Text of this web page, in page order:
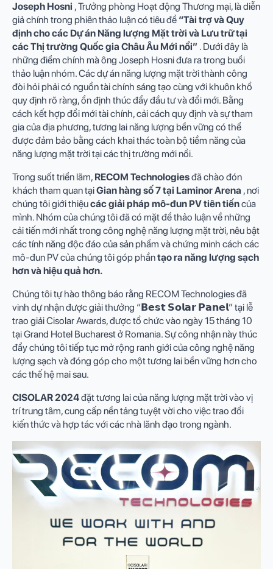
Joseph Hosni , Trưởng phòng Hoạt động Thương mại, là diễn
giả chính trong phiên thảo luận có tiêu đề “Tài trợ và Quy
định cho các Dự án Năng lượng Mặt trời và Lưu trữ tại
các Thị trường Quốc gia Châu Âu Mới nổi” . Dưới đây là
những điểm chính mà ông Joseph Hosni đưa ra trong buổi
thảo luận nhóm. Các dự án năng lượng mặt trời thành công
đòi hỏi phải có nguồn tài chính sáng tạo cùng với khuôn khổ
quy định rõ ràng, ổn định thúc đẩy đầu tư và đổi mới. Bằng
cách kết hợp đổi mới tài chính, cải cách quy định và sự tham
gia của địa phương, tương lai năng lượng bền vững có thể
được đảm bảo bằng cách khai thác toàn bộ tiềm năng của
năng lượng mặt trời tại các thị trường mới nổi.
Trong suốt triển lãm, RECOM Technologiesđã chào đón
khách tham quan tạiGian hàng số 7 tại Laminor Arena , nơi
chúng tôi giới thiệucác giải pháp mô-đun PV tiên tiếncủa
mình. Nhóm của chúng tôi đã có mặt để thảo luận về những
cải tiến mới nhất trong công nghệ năng lượng mặt trời, nêu bật
các tính năng độc đáo của sản phẩm và chứng minh cách các
mô-đun PV của chúng tôi góp phầntạo ra năng lượng sạch
hơn và hiệu quả hơn.
Chúng tôi tự hào thông báo rằng RECOM Technologies đã
vinh dự nhận được giải thưởng “𝗕𝗲𝘀𝘁 𝗦𝗼𝗹𝗮𝗿 𝗣𝗮𝗻𝗲𝗹” tại lễ
trao giải Cisolar Awards, được tổ chức vào ngày 15 tháng 10
tại Grand Hotel Bucharest ở Romania. Sự công nhận này thúc
đẩy chúng tôi tiếp tục mở rộng ranh giới của công nghệ năng
lượng sạch và đóng góp cho một tương lai bền vững hơn cho
các thế hệ mai sau.
CISOLAR 2024đặt tương lai của năng lượng mặt trời vào vị
trí trung tâm, cung cấp nền tảng tuyệt vời cho việc trao đổi
kiến thức và hợp tác với các nhà lãnh đạo trong ngành.